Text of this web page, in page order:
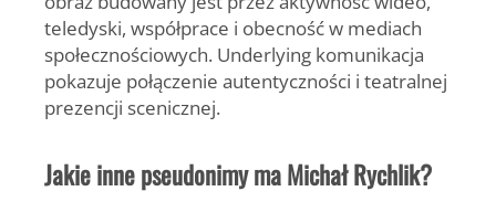
teledyski, współprace i obecność w mediach
społecznościowych. Underlying komunikacja
pokazuje połączenie autentyczności i teatralnej
prezencji scenicznej.
Jakie inne pseudonimy ma Michał Rychlik?